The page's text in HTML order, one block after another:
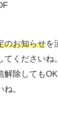
のお知らせを
くださいね。
除してもOK
。